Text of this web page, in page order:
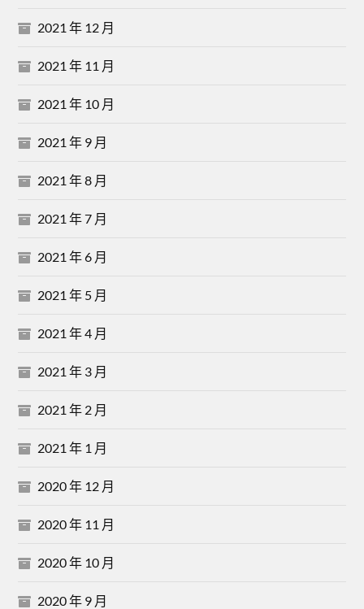
2021 年 12 月
2021 年 11 月
2021 年 10 月
2021 年 9 月
2021 年 8 月
2021 年 7 月
2021 年 6 月
2021 年 5 月
2021 年 4 月
2021 年 3 月
2021 年 2 月
2021 年 1 月
2020 年 12 月
2020 年 11 月
2020 年 10 月
2020 年 9 月